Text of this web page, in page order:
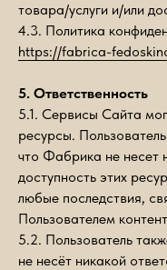
товара/услуги и/или
4.3. Политика
https://fabrica-
5. Ответственность
5.1. Сервисы Сайта
ресурсы.
что Фабрика не несет
доступность этих
любые последствия,
Пользователем
5.2. Пользователь
не несёт никакой